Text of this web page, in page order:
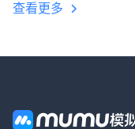
查看更多